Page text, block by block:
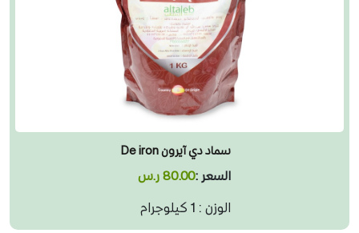
سماد دي آيرون De iron
السعر :80.00 ر.س
الوزن : 1 كيلوجرام